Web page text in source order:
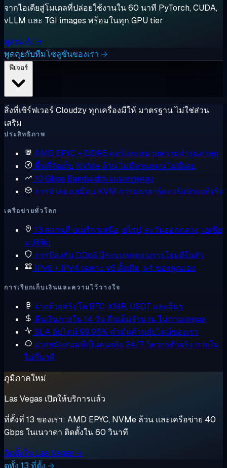
จากไอเดียสู่โมเดลที่ปล่อยใช้งานใน 60 นาที PyTorch, CUDA,
vLLM และ TGI images พร้อมในทุก GPU tier
ดูงาน AI →
พูดคุยกับทีมโซลูชันของเรา →
สิ่งที่เซิร์ฟเวอร์ Cloudzy ทุกเครื่องมีให้ มาตรฐาน ไม่ใช่ส่วน
เสริม
ประสิทธิภาพ
AMD EPYC + DDR5 คอร์และหน่วยความจำรุ่นล่าสุด
พื้นที่จัดเก็บ NVMe ล้วนไม่มีจานหมุน ไม่มีเลย
10 Gbps Bandwidth แผนทรูพุตสูง
การจำลองเสมือน KVM การแยกฮาร์ดแวร์อย่างแท้จริง
เครือข่ายทั่วโลก
13 สถานที่ อเมริกาเหนือ, ยุโรป, ตะวันออกกลาง, เอเชีย
แปซิฟิก
การป้องกัน DDoS มีระบบลดทอนการโจมตีในตัว
IPv6 + IPv4 เฉพาะ v6 ดั้งเดิม, v4 ของคุณเอง
การเรียกเก็บเงินและความไว้วางใจ
จ่ายด้วยคริปโต BTC, XMR, USDT และอื่นๆ
คืนเงินภายใน 14 วัน คืนเต็มจำนวน ไม่ถามเหตุผล
SLA อัปไทม์ 99.95% คำมั่นด้านอัปไทม์ของเรา
ฝ่ายสนับสนุนที่เป็นคนจริง 24/7วิศวกรตัวจริง ภายใน
ไม่กี่นาที
ภูมิภาคใหม่
Las Vegas เปิดให้บริการแล้ว
ที่ตั้งที่ 13 ของเรา: AMD EPYC, NVMe ล้วน และเครือข่าย 40
Gbps ในเนวาดา ติดตั้งใน 60 วินาที
ติดตั้งใน Las Vegas →
ดูทั้ง 13 ที่ตั้ง →